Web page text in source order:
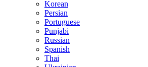
Korean
Persian
Portuguese
Punjabi
Russian
Spanish
Thai